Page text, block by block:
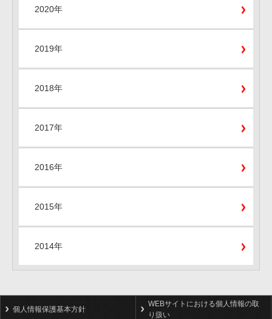
2020年
2019年
2018年
2017年
2016年
2015年
2014年
個人情報保護基本方針
WEBサイトにおける個人情報の取
り扱い